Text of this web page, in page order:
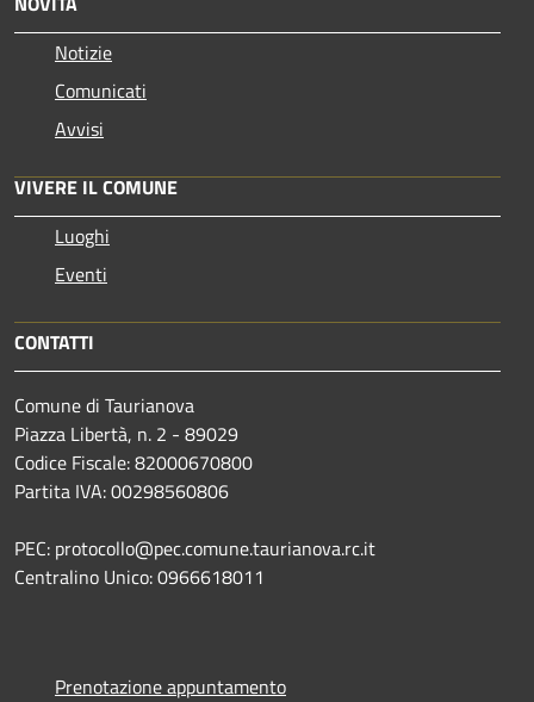
Notizie
Comunicati
Avvisi
VIVERE IL COMUNE
Luoghi
Eventi
CONTATTI
Comune di Taurianova
Piazza Libertà, n. 2 - 89029
Codice Fiscale: 82000670800
Partita IVA: 00298560806
PEC: protocollo@pec.comune.taurianova.rc.it
Centralino Unico: 0966618011
Prenotazione appuntamento